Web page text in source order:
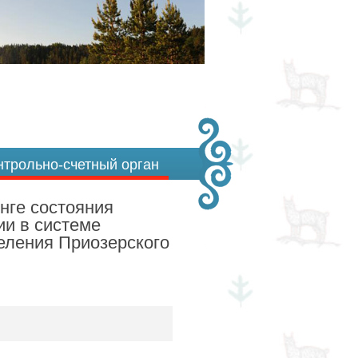
счетный орган
состояния
в системе
Приозерского